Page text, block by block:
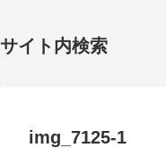
サイト内検索
img_7125-1